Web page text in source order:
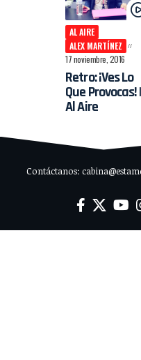
AL AIRE
ALEX MARTÍNEZ
17 noviembre, 2016
Retro: ¡Ves Lo
Que Provocas! |
Al Aire
Contáctanos: